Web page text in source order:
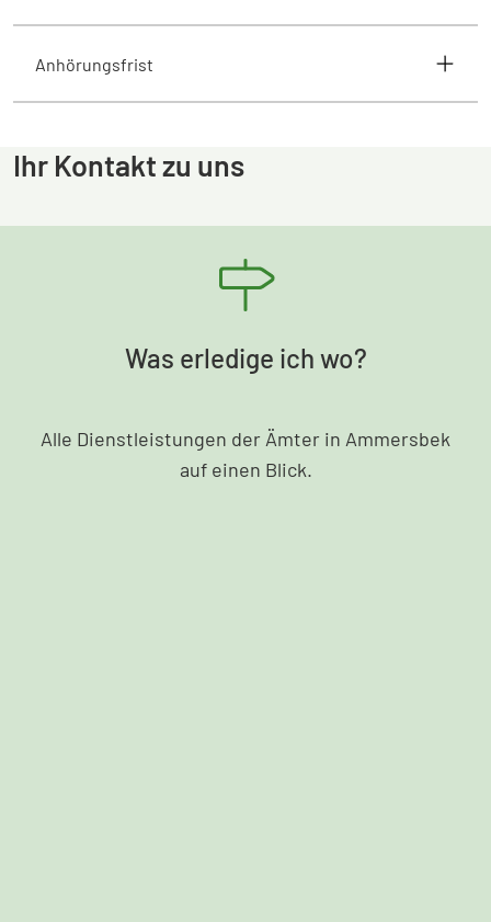
Anhörungsfrist
Ihr Kontakt zu uns
Was erledige ich wo?
Alle Dienstleistungen der Ämter in Ammersbek
auf einen Blick.